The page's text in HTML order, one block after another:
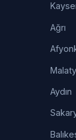
Ağrı
Aydın